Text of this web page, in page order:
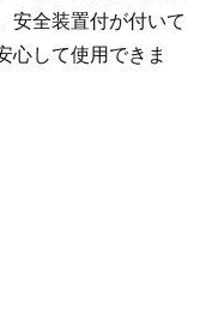
安全装置付が付いて
心して使用できま